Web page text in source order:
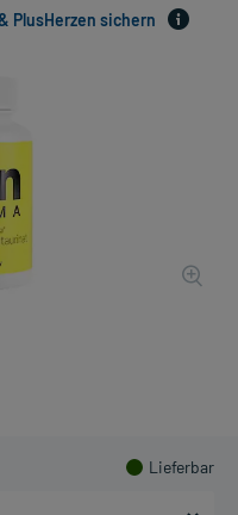
PlusHerzen sichern
Lieferbar